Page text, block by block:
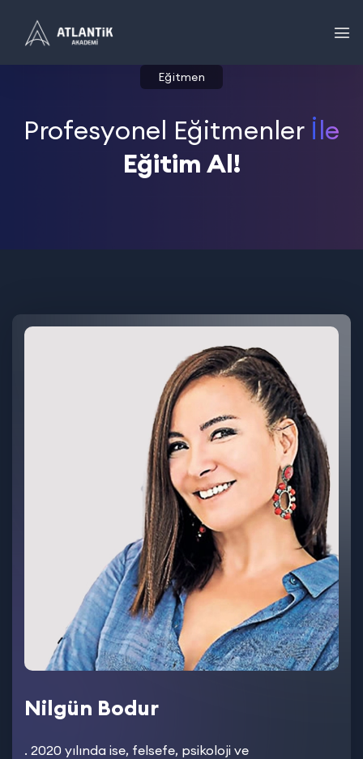
Eğitmen
Profesyonel Eğitmenler İle
Eğitim Al!
Nilgün Bodur
. 2020 yılında ise, felsefe, psikoloji ve